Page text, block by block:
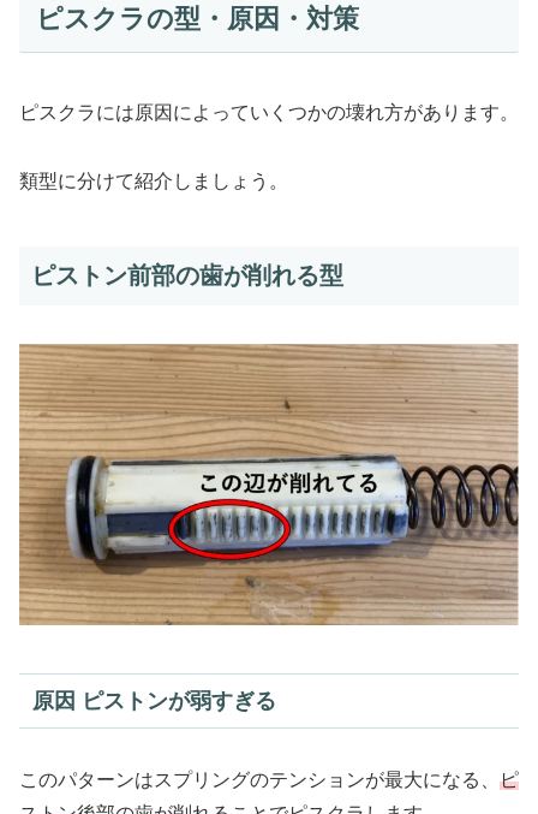
ピスクラの型・原因・対策
ピスクラには原因によっていくつかの壊れ方があります。
類型に分けて紹介しましょう。
ピストン前部の歯が削れる型
原因 ピストンが弱すぎる
このパターンはスプリングのテンションが最大になる、 ピ